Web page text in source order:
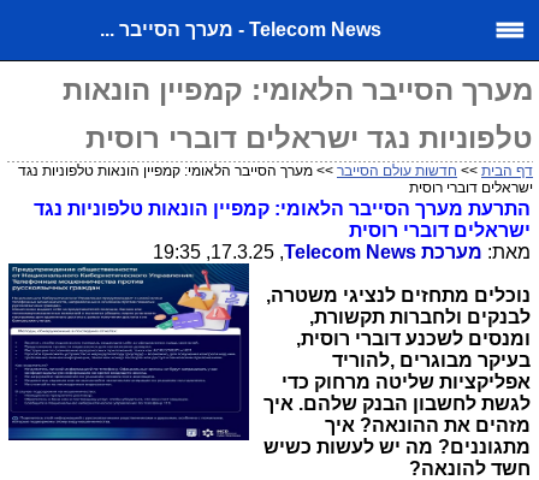
Telecom News - מערך הסייבר ...
מערך הסייבר הלאומי: קמפיין הונאות
טלפוניות נגד ישראלים דוברי רוסית
דף הבית >> חדשות עולם הסייבר >> מערך הסייבר הלאומי: קמפיין הונאות טלפוניות נגד
ישראלים דוברי רוסית
התרעת מערך הסייבר הלאומי: קמפיין הונאות טלפוניות נגד
ישראלים דוברי רוסית
מאת: מערכת Telecom News
, 17.3.25, 19:35
נוכלים מתחזים לנציגי משטרה,
לבנקים ולחברות תקשורת,
ומנסים לשכנע דוברי רוסית,
בעיקר מבוגרים ,להוריד
אפליקציות שליטה מרחוק כדי
לגשת לחשבון הבנק שלהם. איך
מזהים את ההונאה? איך
מתגוננים? מה יש לעשות כשיש
חשד להונאה?